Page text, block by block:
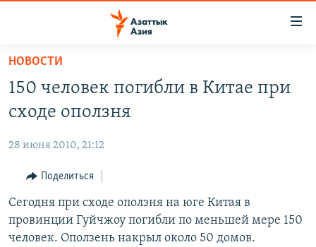
Вернуться
основному
содержанию
навигации
Вернутся
поиску
УЗБЕКИСТАН
ТАДЖИКИСТАН
НА ДРУГИХ ЯЗЫКАХ
ҚАЗАҚША
КЫРГЫЗЧА
ЎЗБЕКЧА
НОВОСТИ
150 человек погибли в Китае при
сходе оползня
28 июня 2010, 21:12
Поделиться
Сегодня при сходе оползня на юге Китая в
провинции Гуйчжоу погибли по меньшей мере 150
человек. Оползень накрыл около 50 домов.